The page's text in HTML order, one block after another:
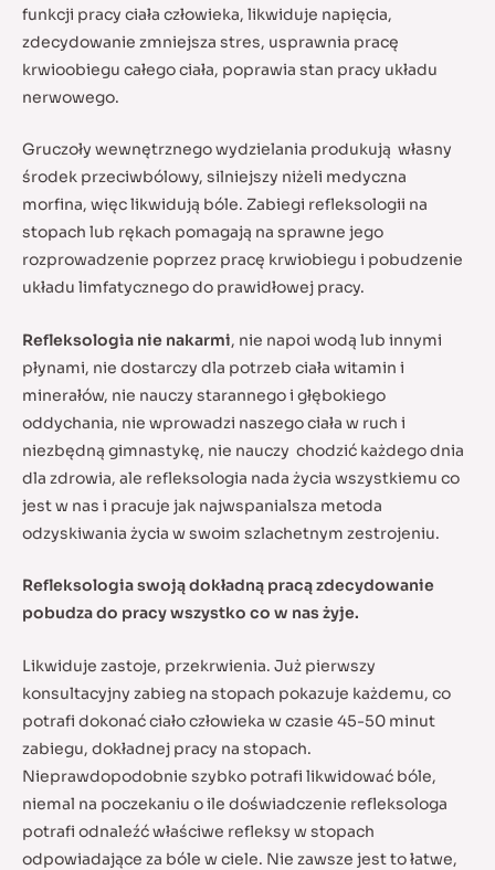
funkcji pracy ciała człowieka, likwiduje napięcia,
zdecydowanie zmniejsza stres, usprawnia pracę
krwioobiegu całego ciała, poprawia stan pracy układu
nerwowego.
Gruczoły wewnętrznego wydzielania produkują własny
środek przeciwbólowy, silniejszy niżeli medyczna
morfina, więc likwidują bóle. Zabiegi refleksologii na
stopach lub rękach pomagają na sprawne jego
rozprowadzenie poprzez pracę krwiobiegu i pobudzenie
układu limfatycznego do prawidłowej pracy.
Refleksologia nie nakarmi, nie napoi wodą lub innymi
płynami, nie dostarczy dla potrzeb ciała witamin i
minerałów, nie nauczy starannego i głębokiego
oddychania, nie wprowadzi naszego ciała w ruch i
niezbędną gimnastykę, nie nauczy chodzić każdego dnia
dla zdrowia, ale refleksologia nada życia wszystkiemu co
jest w nas i pracuje jak najwspanialsza metoda
odzyskiwania życia w swoim szlachetnym zestrojeniu.
Refleksologia swoją dokładną pracą zdecydowanie
pobudza do pracy wszystko co w nas żyje.
Likwiduje zastoje, przekrwienia. Już pierwszy
konsultacyjny zabieg na stopach pokazuje każdemu, co
potrafi dokonać ciało człowieka w czasie 45-50 minut
zabiegu, dokładnej pracy na stopach.
Nieprawdopodobnie szybko potrafi likwidować bóle,
niemal na poczekaniu o ile doświadczenie refleksologa
potrafi odnaleźć właściwe refleksy w stopach
odpowiadające za bóle w ciele. Nie zawsze jest to łatwe,